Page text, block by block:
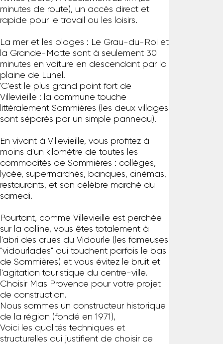
minutes de route), un accès direct et
rapide pour le travail ou les loisirs.
La mer et les plages : Le Grau-du-Roi et
la Grande-Motte sont à seulement 30
minutes en voiture en descendant par la
plaine de Lunel.
'C'est le plus grand point fort de
Villevieille : la commune touche
littéralement Sommières (les deux villages
sont séparés par un simple panneau).
En vivant à Villevieille, vous profitez à
moins d'un kilomètre de toutes les
commodités de Sommières : collèges,
lycée, supermarchés, banques, cinémas,
restaurants, et son célèbre marché du
samedi.
Pourtant, comme Villevieille est perchée
sur la colline, vous êtes totalement à
l'abri des crues du Vidourle (les fameuses
"vidourlades" qui touchent parfois le bas
de Sommières) et vous évitez le bruit et
l'agitation touristique du centre-ville.
Choisir Mas Provence pour votre projet
de construction.
Nous sommes un constructeur historique
de la région (fondé en 1971),
Voici les qualités techniques et
structurelles qui justifient de choisir ce